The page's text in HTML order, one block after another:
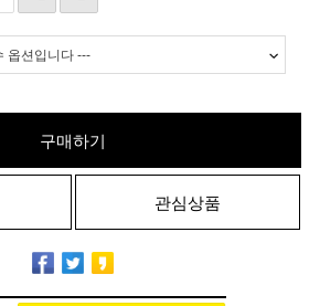
구매하기
관심상품